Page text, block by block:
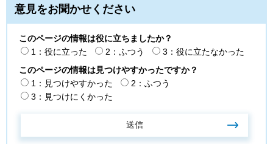
意見をお聞かせください
このページの情報は役に立ちましたか？
1：役に立った
2：ふつう
3：役に立たなかった
このページの情報は見つけやすかったですか？
1：見つけやすかった
2：ふつう
3：見つけにくかった